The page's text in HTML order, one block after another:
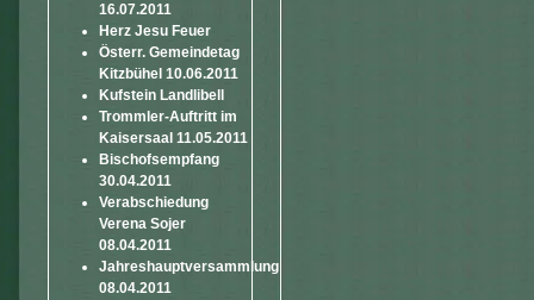
16.07.2011
Herz Jesu Feuer
Österr. Gemeindetag
Kitzbühel 10.06.2011
Kufstein Landlibell
Trommler-Auftritt im
Kaisersaal 11.05.2011
Bischofsempfang
30.04.2011
Verabschiedung
Verena Sojer
08.04.2011
Jahreshauptversammlung
08.04.2011